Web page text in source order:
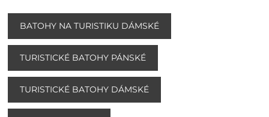
BATOHY NA TURISTIKU DÁMSKÉ
TURISTICKÉ BATOHY PÁNSKÉ
TURISTICKÉ BATOHY DÁMSKÉ